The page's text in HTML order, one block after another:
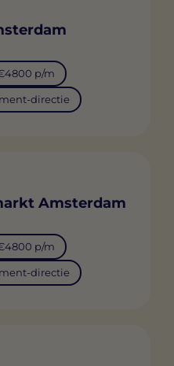
p/m
directie
Amsterdam
p/m
directie